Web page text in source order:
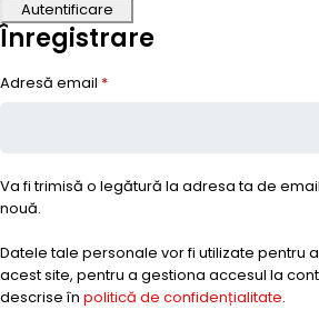
Autentificare
Înregistrare
Adresă email *
Va fi trimisă o legătură la adresa ta de
nouă.
Datele tale personale vor fi utilizate pentru
acest site, pentru a gestiona accesul la
descrise în politică de confidențialitate.